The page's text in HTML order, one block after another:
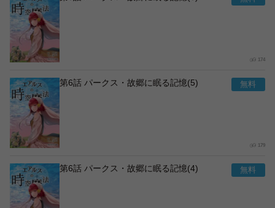
174
第6話 パークス・故郷に眠る記憶(5)
179
第6話 パークス・故郷に眠る記憶(4)